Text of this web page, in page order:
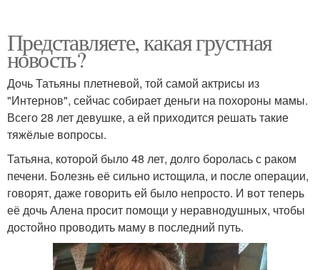
Представляете, какая грустная
новость?
Дочь Татьяны плетневой, той самой актрисы из
"Интернов", сейчас собирает деньги на похороны мамы.
Всего 28 лет девушке, а ей приходится решать такие
тяжёлые вопросы.
Татьяна, которой было 48 лет, долго боролась с раком
печени. Болезнь её сильно истощила, и после операции,
говорят, даже говорить ей было непросто. И вот теперь
её дочь Алена просит помощи у неравнодушных, чтобы
достойно проводить маму в последний путь.